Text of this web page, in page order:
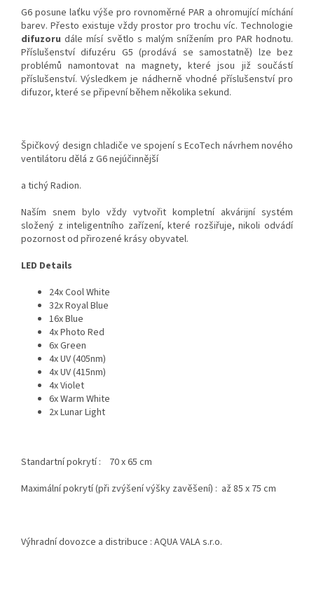
G6 posune laťku výše pro rovnoměrné PAR a ohromující míchání
barev. Přesto existuje vždy prostor pro trochu víc. Technologie
difuzoru dále mísí světlo s malým snížením pro PAR hodnotu.
Příslušenství difuzéru G5 (prodává se samostatně) lze bez
problémů namontovat na magnety, které jsou již součástí
příslušenství. Výsledkem je nádherně vhodné příslušenství pro
difuzor, které se připevní během několika sekund.
Špičkový design chladiče ve spojení s EcoTech návrhem nového
ventilátoru dělá z G6 nejúčinnější
a tichý Radion.
Naším snem bylo vždy vytvořit kompletní akvárijní systém
složený z inteligentního zařízení, které rozšiřuje, nikoli odvádí
pozornost od přirozené krásy obyvatel.
LED Details
24x Cool White
32x Royal Blue
16x Blue
4x Photo Red
6x Green
4x UV (405nm)
4x UV (415nm)
4x Violet
6x Warm White
2x Lunar Light
Standartní pokrytí : 70 x 65 cm
Maximální pokrytí (při zvýšení výšky zavěšení) : až 85 x 75 cm
Výhradní dovozce a distribuce : AQUA VALA s.r.o.